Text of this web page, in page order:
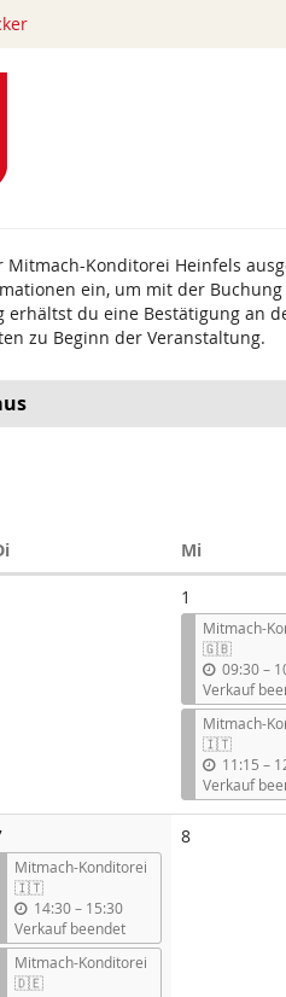
Mitmach-Konditorei Heinfels
ein, um mit der
du eine Bestätigung an
zu Beginn der Veranstaltung.
Dienstag MiMittwoch
1
Mitmach-
🇬🇧
09:30–b
i
s
Verkauf
Mitmach-
🇮🇹
11:15 –b
i
s
Verkauf
Mitmach-Konditorei
🇮🇹
14:30–b
i
s
15:30
Verkauf beendet
Mitmach-Konditorei
🇩🇪
8Keine